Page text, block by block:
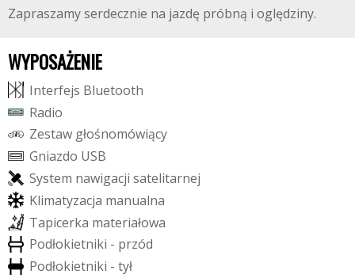
Zapraszamy serdecznie na jazdę próbną i oględziny.
WYPOSAŻENIE
Interfejs Bluetooth
Radio
Zestaw głośnomówiący
Gniazdo USB
System nawigacji satelitarnej
Klimatyzacja manualna
Tapicerka materiałowa
Podłokietniki - przód
Podłokietniki - tył